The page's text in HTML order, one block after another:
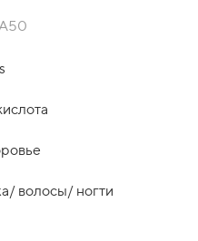
волосы/ ногти